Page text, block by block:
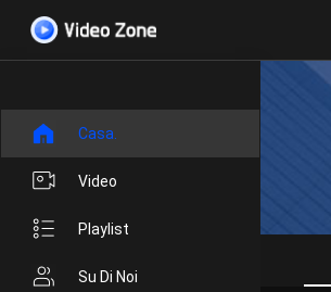
Casa.
Video
Playlist
Su Di Noi